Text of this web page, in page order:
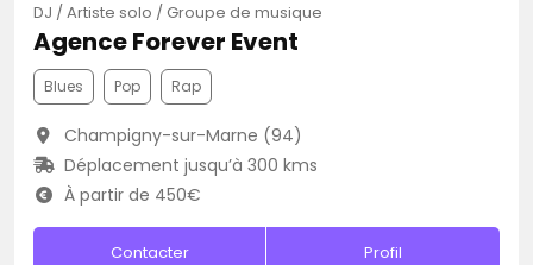
DJ / Artiste solo / Groupe de musique
Agence Forever Event
Blues Pop Rap
Champigny-sur-Marne (94)
Déplacement jusqu’à 300 kms
À partir de 450€
Contacter Profil